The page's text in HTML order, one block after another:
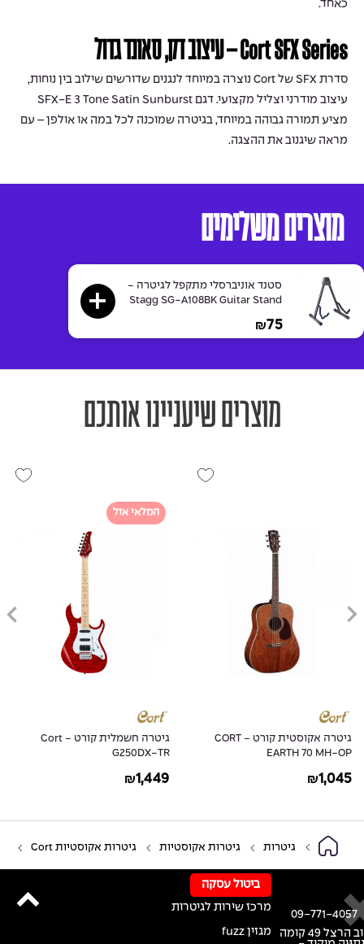
כאחד.
Cort SFX Series – עיצוב דק, סאונד גדול
סדרת SFX של Cort נוצרה במיוחד לנגנים שדורשים שילוב בין נוחות,
עיצוב מודרני וצליל מקצועי. דגם SFX-E 3 Tone Satin Sunburst
מציע תמורה גבוהה במיוחד, בגיטרה שמוכנה לכל במה או אולפן – עם
מראה שיגנוב את ההצגה.
מוצרים משלימים
סטנד אוניברסלי מתקפל לגיטרה -
Stagg SG-A108BK Guitar Stand
₪75
מוצרים שיעניינו אותכם
גיטרה אקוסטית קורט - CORT
EARTH 70 MH-OP
₪1,045
המלאי אזל
גיטרה חשמלית קורט - Cort
G250DX-TR
₪1,449
גיטרות גיטרות אקוסטיות גיטרות אקוסטיות Cort
רחוב הרצל 49 קומה
09-771-4057
ביטול עסקה
מרכז שירות לגיטרות
מגזין fuzz